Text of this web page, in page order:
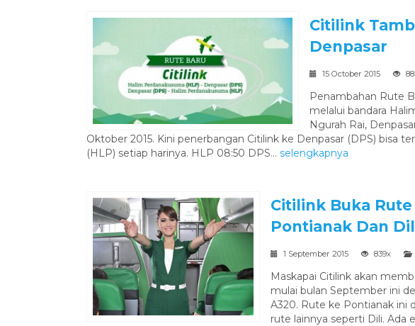
Citilink
Denpasar
15 October 2015
Penambahan Rute
melalui bandara
Ngurah Rai,
Oktober 2015. Kini penerbangan Citilink ke Denpasar (DPS) bisa
(HLP) setiap harinya. HLP 08:50 DPS... selengkapnya
Citilink Buka
Pontianak Dan
1 September 2015 839x
Maskapai Citilink akan
mulai bulan September ini
A320. Rute ke Pontianak ini
rute lainnya seperti Dili.